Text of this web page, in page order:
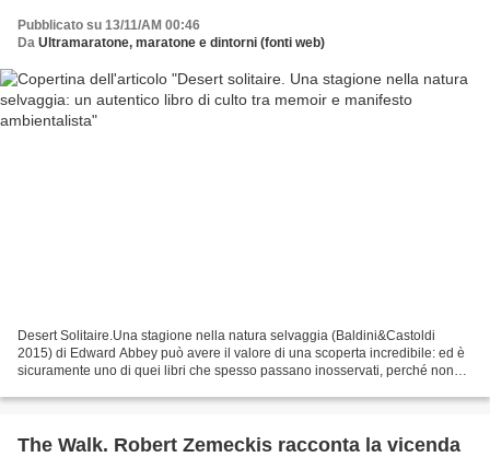
Pubblicato su 13/11/AM 00:46
Da Ultramaratone, maratone e dintorni (fonti web)
Desert Solitaire.Una stagione nella natura selvaggia (Baldini&Castoldi
2015) di Edward Abbey può avere il valore di una scoperta incredibile: ed è
sicuramente uno di quei libri che spesso passano inosservati, perché non
The Walk. Robert Zemeckis racconta la vicenda